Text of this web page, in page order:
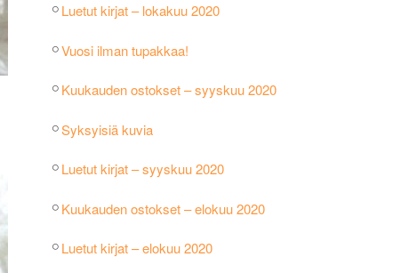
Luetut kirjat – lokakuu 2020
Vuosi ilman tupakkaa!
Kuukauden ostokset – syyskuu 2020
Syksyisiä kuvia
Luetut kirjat – syyskuu 2020
Kuukauden ostokset – elokuu 2020
Luetut kirjat – elokuu 2020